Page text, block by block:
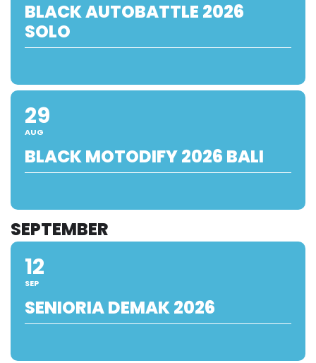
BLACK AUTOBATTLE 2026
SOLO
29
AUG
BLACK MOTODIFY 2026 BALI
SEPTEMBER
12
SEP
SENIORIA DEMAK 2026